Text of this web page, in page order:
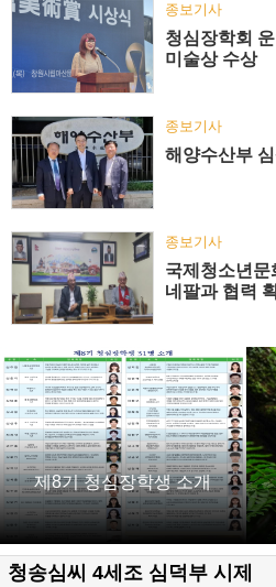
종보기사
청심장학회
미술상 수상
종보기사
해양수산부
종보기사
국제청소년문
네팔과 협력
제8기 청심장학생 소개
청송심씨 4세조 심덕부 시제